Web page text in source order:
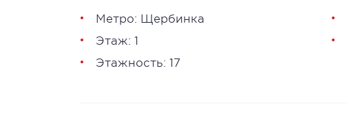
Метро: Щербинка
Этаж: 1
Этажность: 17